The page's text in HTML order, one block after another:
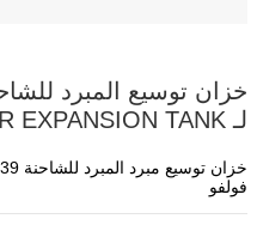
لـ VOLVO WATER EXPANSION TANK
فولفو